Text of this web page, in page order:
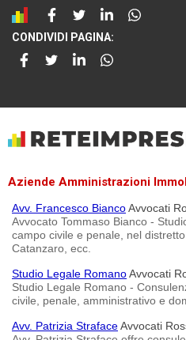
CONDIVIDI PAGINA:
Aziende Amministrazioni
Avv. Francesco BiancoAvvocati
Avvocato Tommaso Bianco -
campo civile e penale, nel
Catanzaro, ecc.
Studio Legale RomanoAvvocati
Studio Legale Romano -
civile, penale, amministrativo e
Avv. Patrizia StrafaceAvvocati